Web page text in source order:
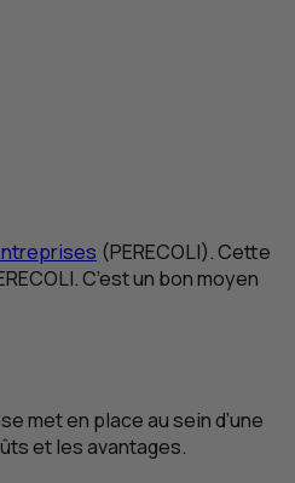
(PERECOLI). Cette
C’est un bon moyen
met en place au sein d’une
et les avantages.